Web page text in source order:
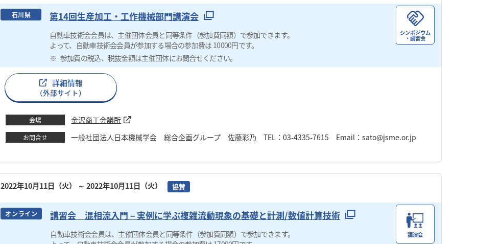
石川県 第14回生産加工・工作機械部門講演会
自動車技術会会員は、主催団体会員と同等条件（参加費同額）で参加できます。
よって、自動車技術会会員が参加する場合の参加費は 10000円です。
参加費の税込、税抜金額は主催団体にお問合せください。
シンポジウム
・講習会
詳細情報
（外部サイト）
会場 金沢商工会議所
お問合せ 一般社団法人日本機械学会 総合企画グループ 佐藤彩乃 TEL：03-4335-7615 Email：sato@jsme.or.jp
2022年10月11日（火） ～ 2022年10月11日（火） 協賛
オンライン 講習会 混相流入門－実例に学ぶ複雑流動現象の基礎と計測/数値計算技術
自動車技術会会員は、主催団体会員と同等条件（参加費同額）で参加できます。
講演会